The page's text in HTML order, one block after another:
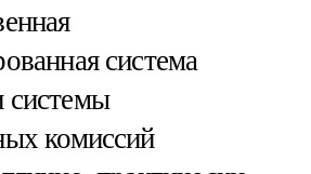
система
комиссий